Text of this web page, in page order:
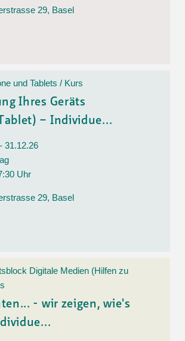
29, Basel
und Tablets / Kurs
Ihres Geräts
– Individue...
31.12.26
Uhr
29, Basel
Digitale Medien (Hilfen zu
- wir zeigen, wie's